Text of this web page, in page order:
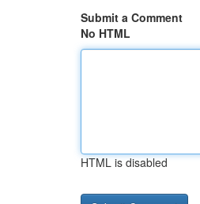
Submit a Comment
No HTML
HTML is disabled